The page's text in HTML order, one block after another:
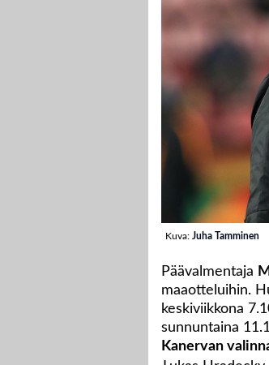
Kuva: Juha Tamminen
Päävalmentaja
maaotteluihin.
keskiviikkona
sunnuntaina
Kanervan